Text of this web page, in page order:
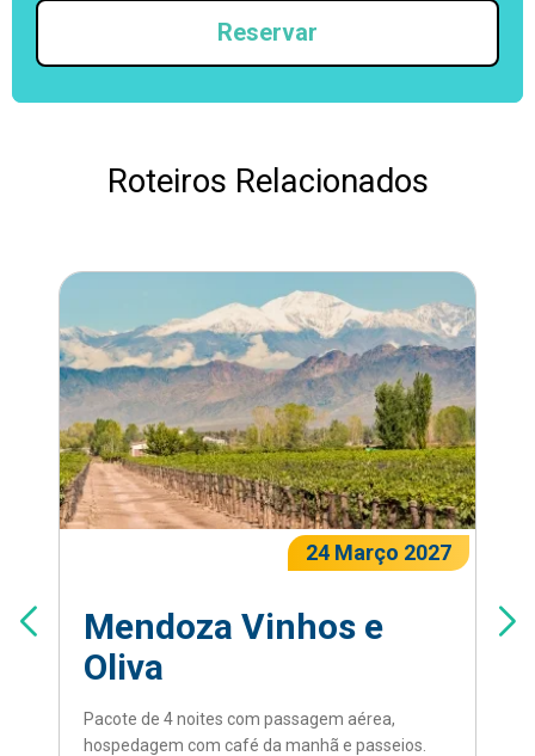
Reservar
Roteiros Relacionados
24 Março 2027
Mendoza Vinhos e
Oliva
Pacote de 4 noites com passagem aérea,
hospedagem com café da manhã e passeios.